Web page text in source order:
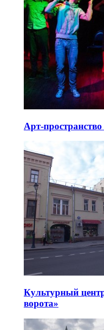
Арт-
Культурный
ворота»